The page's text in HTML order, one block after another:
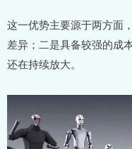
这一优势主要源于两方面
差异；二是具备较强的成
还在持续放大。